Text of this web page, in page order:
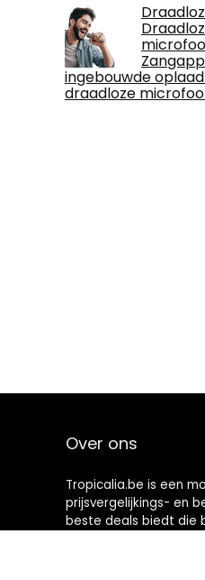
ingebouwde
draadloze
Over ons
Tropicalia.be is een
prijsvergelijkings- en
beste deals biedt die